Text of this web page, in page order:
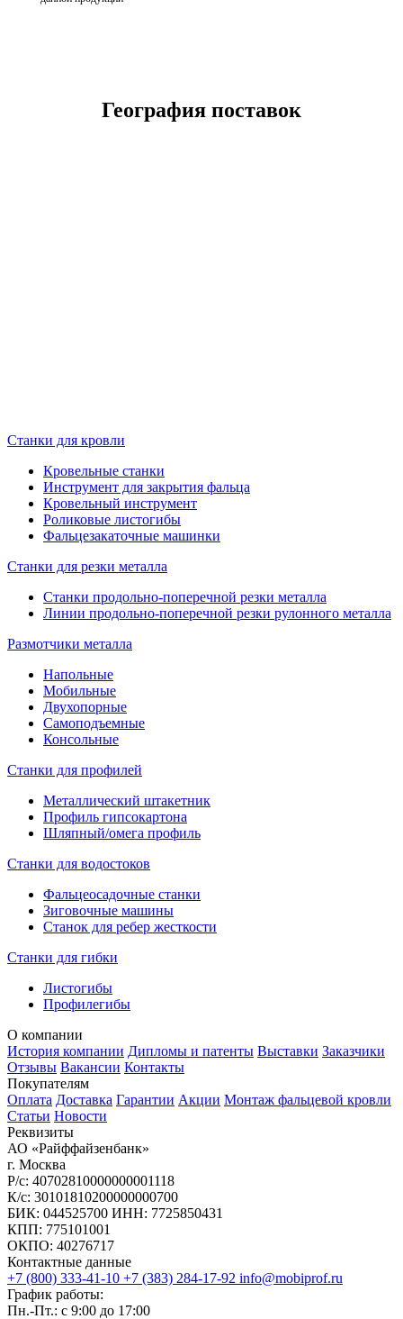
География поставок
Станки для кровли
Кровельные станки
Инструмент для закрытия фальца
Кровельный инструмент
Роликовые листогибы
Фальцезакаточные машинки
Станки для резки металла
Станки продольно-поперечной резки металла
Линии продольно-поперечной резки рулонного металла
Размотчики металла
Напольные
Мобильные
Двухопорные
Самоподъемные
Консольные
Станки для профилей
Металлический штакетник
Профиль гипсокартона
Шляпный/омега профиль
Станки для водостоков
Фальцеосадочные станки
Зиговочные машины
Станок для ребер жесткости
Станки для гибки
Листогибы
Профилегибы
О компании
История компании Дипломы и патенты Выставки Заказчики
Отзывы Вакансии Контакты
Покупателям
Оплата Доставка Гарантии Акции Монтаж фальцевой кровли
Статьи Новости
Реквизиты
АО «Райффайзенбанк»
г. Москва
Р/с: 40702810000000001118
К/с: 30101810200000000700
БИК: 044525700 ИНН: 7725850431
КПП: 775101001
ОКПО: 40276717
Контактные данные
+7 (800) 333-41-10 +7 (383) 284-17-92 info@mobiprof.ru
График работы:
Пн.-Пт.: с 9:00 до 17:00